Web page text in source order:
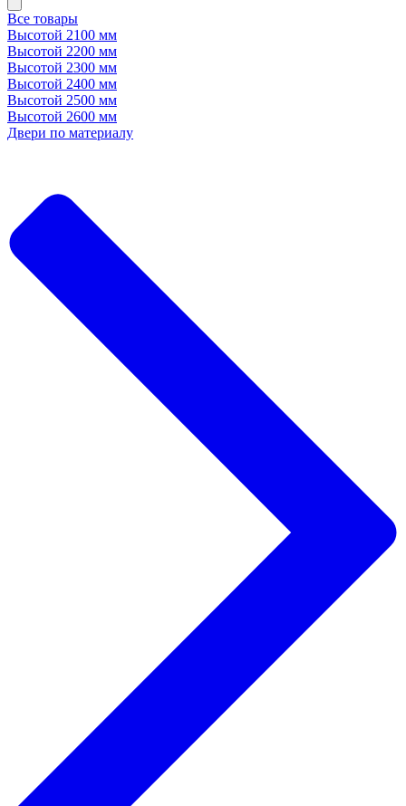
Все товары
Высотой 2100 мм
Высотой 2200 мм
Высотой 2300 мм
Высотой 2400 мм
Высотой 2500 мм
Высотой 2600 мм
Двери по материалу